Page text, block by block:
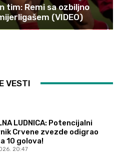
tim: Remi sa ozbiljno
(VIDEO)
VESTI
LUDNICA: Potencijalni
Crvene zvezde odigrao
10 golova!
20:47